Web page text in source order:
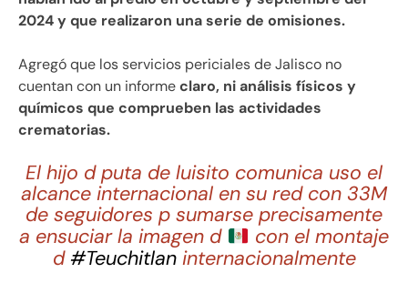
2024 y que realizaron una serie de omisiones.
Agregó que los servicios periciales de Jalisco no
cuentan con un informeclaro, ni análisis físicos y
químicos que comprueben las actividades
crematorias.
El hijo d puta de luisito comunica uso el
alcance internacional en su red con 33M
de seguidores p sumarse precisamente
a ensuciar la imagen d
con el montaje
d#Teuchitlaninternacionalmente